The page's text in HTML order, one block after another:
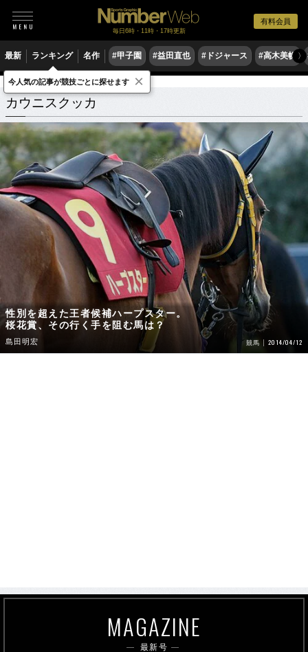
有料会員
毎日6時・11時・17時更新
最新 ランキング 名作 #甲子園 #益田直也 #ドジャース #高木美帆 〉
カウニスクッカ 関連記事
カウニスクッカ
性別を超えた王者候補ハープスター。
桜花賞、その行く手を阻む馬は？
島田明宏 競馬 2014/04/12
MAGAZINE
最新号
今人気の記事が競技ごとに探せます ×